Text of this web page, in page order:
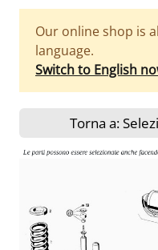
Our online shop is
language.
Switch to English
Torna a: